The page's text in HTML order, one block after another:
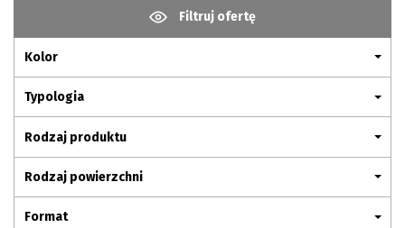
Filtruj ofertę
Kolor
Typologia
Rodzaj produktu
Rodzaj powierzchni
Format
Gdzie kupić
Pliki do pobrania
Pytania i odpowiedzi
Kariera
Kontakt
Komunikacja z akcjonariuszami